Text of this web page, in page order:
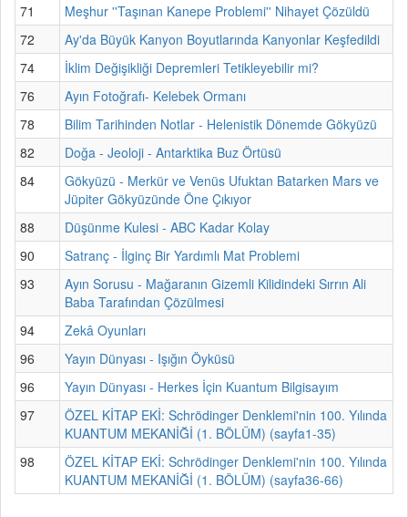
71
Meşhur ''Taşınan Kanepe Problemi'' Nihayet Çözüldü
72
Ay'da Büyük Kanyon Boyutlarında Kanyonlar Keşfedildi
74
İklim Değişikliği Depremleri Tetikleyebilir mi?
76
Ayın Fotoğrafı- Kelebek Ormanı
78
Bilim Tarihinden Notlar - Helenistik Dönemde Gökyüzü
82
Doğa - Jeoloji - Antarktika Buz Örtüsü
84
Gökyüzü - Merkür ve Venüs Ufuktan Batarken Mars ve
Jüpiter Gökyüzünde Öne Çıkıyor
88
Düşünme Kulesi - ABC Kadar Kolay
90
Satranç - İlginç Bir Yardımlı Mat Problemi
93
Ayın Sorusu - Mağaranın Gizemli Kilidindeki Sırrın Ali
Baba Tarafından Çözülmesi
94
Zekâ Oyunları
96
Yayın Dünyası - Işığın Öyküsü
96
Yayın Dünyası - Herkes İçin Kuantum Bilgisayım
97
ÖZEL KİTAP EKİ: Schrödinger Denklemi'nin 100. Yılında
KUANTUM MEKANİĞİ (1. BÖLÜM) (sayfa1-35)
98
ÖZEL KİTAP EKİ: Schrödinger Denklemi'nin 100. Yılında
KUANTUM MEKANİĞİ (1. BÖLÜM) (sayfa36-66)